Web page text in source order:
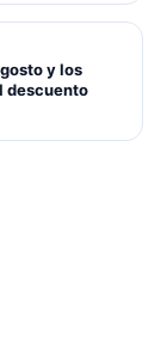
y los
descuento